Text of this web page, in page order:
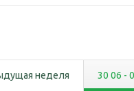
неделя 30 06 -